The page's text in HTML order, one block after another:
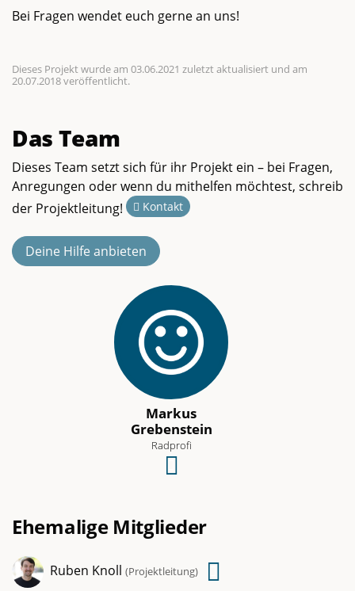
Bei Fragen wendet euch gerne an uns!
Dieses Projekt wurde am 03.06.2021 zuletzt aktualisiert und am
20.07.2018 veröffentlicht.
Das Team
Dieses Team setzt sich für ihr Projekt ein – bei Fragen,
Anregungen oder wenn du mithelfen möchtest, schreib
der Projektleitung!
Kontakt
Deine Hilfe anbieten
Markus
Grebenstein
Radprofi
an
Ehemalige Mitglieder
Ruben Knoll (Projektleitung)